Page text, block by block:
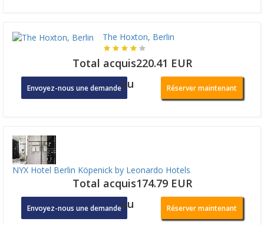
The Hoxton, Berlin
Total acquis220.41 EUR
Envoyez-nous une demandeou Réserver maintenant
NYX Hotel Berlin Köpenick by Leonardo Hotels
Total acquis174.79 EUR
Envoyez-nous une demandeou Réserver maintenant